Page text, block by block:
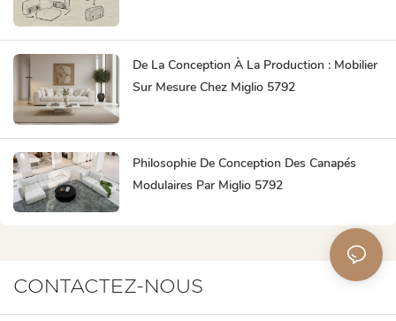
De La Conception À La Production : Mobilier
Sur Mesure Chez Miglio 5792
Philosophie De Conception Des Canapés
Modulaires Par Miglio 5792
CONTACTEZ-NOUS